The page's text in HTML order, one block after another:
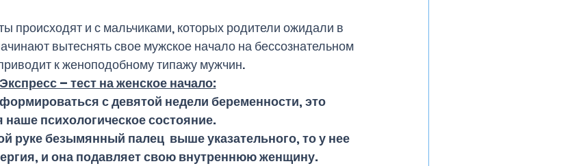
происходят и с мальчиками, которых родители ожидали в
вытеснять свое мужское начало на бессознательном
к женоподобному типажу мужчин.
Экспресс – тест на женское начало:
с девятой недели беременности, это
психологическое состояние.
руке безымянный палец  выше указательного, то у нее
и она подавляет свою внутреннюю женщину.